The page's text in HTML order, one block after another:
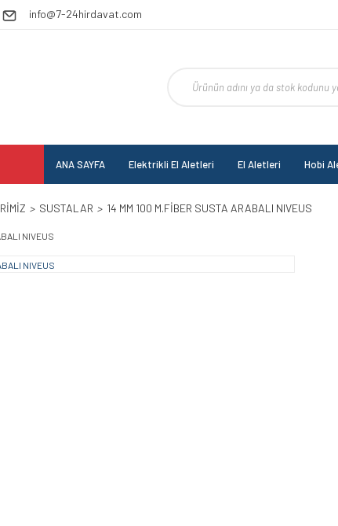
info@7-24hirdavat.com
ANA SAYFA Elektrikli El Aletleri El Aletleri Hobi
SUSTALAR 14 MM 100 M.FİBER SUSTA ARABALI NIVEUS